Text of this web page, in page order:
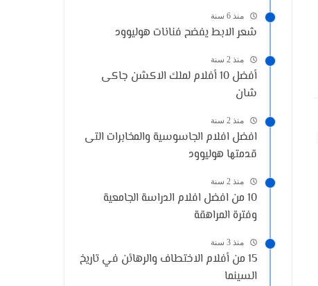
منذ 6 سنة
شعر الابط يفضح فنانات هوليوود
منذ 2 سنة
أفضل 10 أفلام لملك الاكشن جاكى
شان
منذ 2 سنة
افضل افلام الجاسوسية والمخابرات التى
قدمتها هوليوود
منذ 2 سنة
10 من افضل افلام الدراسة الجامعية
وفترة المراهقة
منذ 3 سنة
15 من أفلام الاختطاف والرهائن في تاريخ
السينما